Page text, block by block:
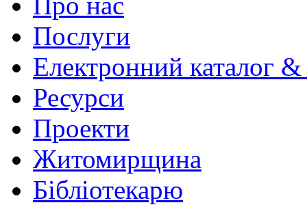
Послуги
Електронний каталог
Ресурси
Проекти
Житомирщина
Бібліотекарю